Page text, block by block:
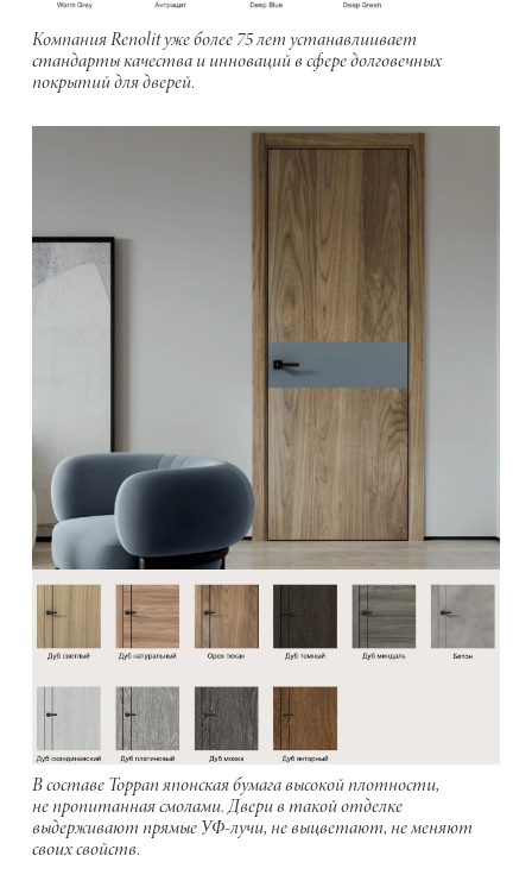
Компания Renolit уже более 75 лет устанавлиивает
стандарты качества и инноваций в сфере долговечных
покрытий для дверей.
В составе Toppan японская бумага высокой плотности,
не пропитанная смолами. Двери в такой отделке
выдерживают прямые УФ-лучи, не выцветают, не меняют
своих свойств.